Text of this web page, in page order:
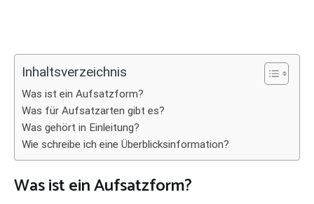
Inhaltsverzeichnis
Was ist ein Aufsatzform?
Was für Aufsatzarten gibt es?
Was gehört in Einleitung?
Wie schreibe ich eine Überblicksinformation?
Was ist ein Aufsatzform?